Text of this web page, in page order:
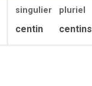
singulier pluriel
centin centins